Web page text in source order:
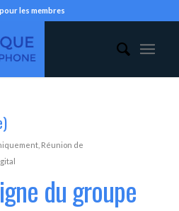
les membres
, Réunion de
du groupe